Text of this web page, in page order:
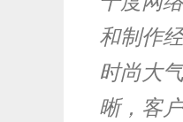
和制作
时尚大
晰，客